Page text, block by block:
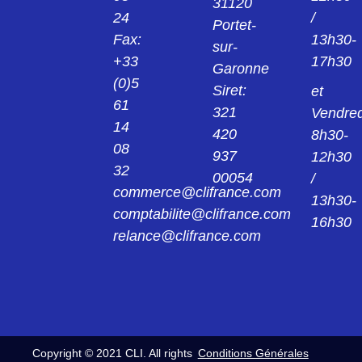
CAPOT15 PLASTIQUE DROIT FKC2G
CAPOT15 PLASTIQUE 45° (DIAM : 4-11)
CAPOT25 PLASTIQUE A 45° FKC3
CAPOT25 PLAST METALLISE DROIT
24
Fax:
+33
(0)5
61
14
08
32
commerce@clifrance.com
comptabilite@clifrance.com
relance@clifrance.com
Portet-
sur-
Garonne
Siret:
321
420
937
00054
/
13h30-
17h30
et
8h30-
12h30
/
13h30-
16h30
Copyright © 2021 CLI. All rights Conditions Générales